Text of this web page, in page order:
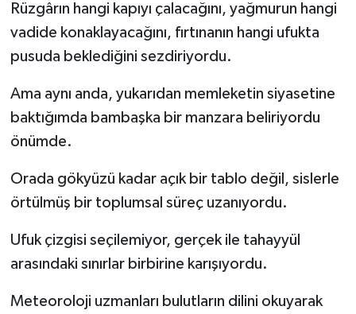
Rüzgârın hangi kapıyı çalacağını, yağmurun hangi
vadide konaklayacağını, fırtınanın hangi ufukta
pusuda beklediğini sezdiriyordu.
Ama aynı anda, yukarıdan memleketin siyasetine
baktığımda bambaşka bir manzara beliriyordu
önümde.
Orada gökyüzü kadar açık bir tablo değil, sislerle
örtülmüş bir toplumsal süreç uzanıyordu.
Ufuk çizgisi seçilemiyor, gerçek ile tahayyül
arasındaki sınırlar birbirine karışıyordu.
Meteoroloji uzmanları bulutların dilini okuyarak
Mecitözü
Oğuzlar
Ortaköy
Osmancık
Sungurlu
Sağlık